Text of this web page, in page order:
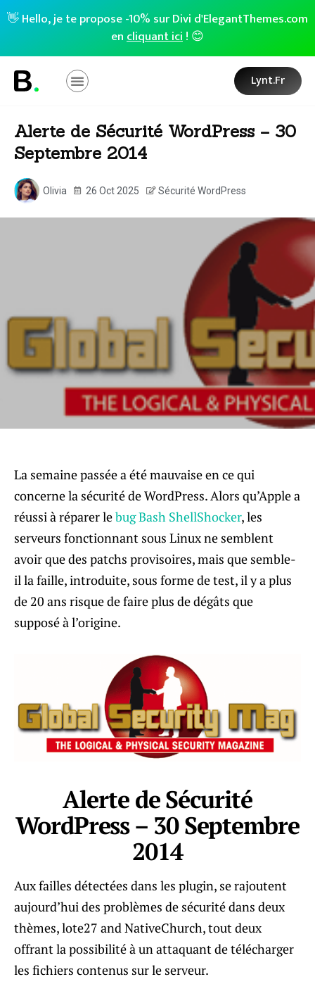
👋 Hello, je te propose -10% sur Divi d'ElegantThemes.com
encliquant ici! 😊
Lynt.fr
Alerte de Sécurité WordPress – 30
Septembre 2014
Olivia 26 Oct 2025 Sécurité WordPress
La semaine passée a été mauvaise en ce qui
concerne la sécurité de WordPress. Alors qu’Apple a
réussi à réparer lebug Bash ShellShocker, les
serveurs fonctionnant sous Linux ne semblent
avoir que des patchs provisoires, mais que semble-
il la faille, introduite, sous forme de test, il y a plus
de 20 ans risque de faire plus de dégâts que
supposé à l’origine.
Alerte de Sécurité
WordPress – 30 Septembre
2014
Aux failles détectées dans les plugin, se rajoutent
aujourd’hui des problèmes de sécurité dans deux
thèmes, lote27 and NativeChurch, tout deux
offrant la possibilité à un attaquant de télécharger
les fichiers contenus sur le serveur.